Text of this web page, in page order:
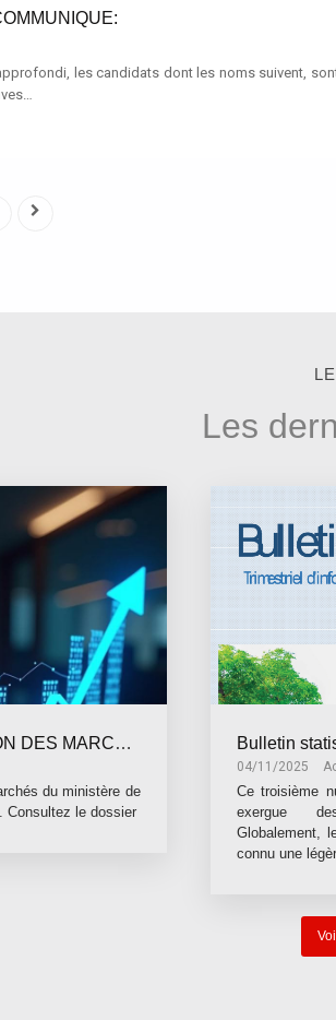
les candidats dont les noms suivent,
Les
PLAN DE PASSATION DES MARCHES DU MINISTÈRE DE LA SÉCURITÉ
du ministère de
Consultez le dossier
04/11/2025
Ce troisième
exergue
Globalement,
connu une